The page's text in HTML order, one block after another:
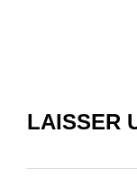
LAISSER